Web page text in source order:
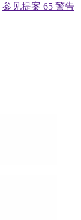
参见提案 65 警告